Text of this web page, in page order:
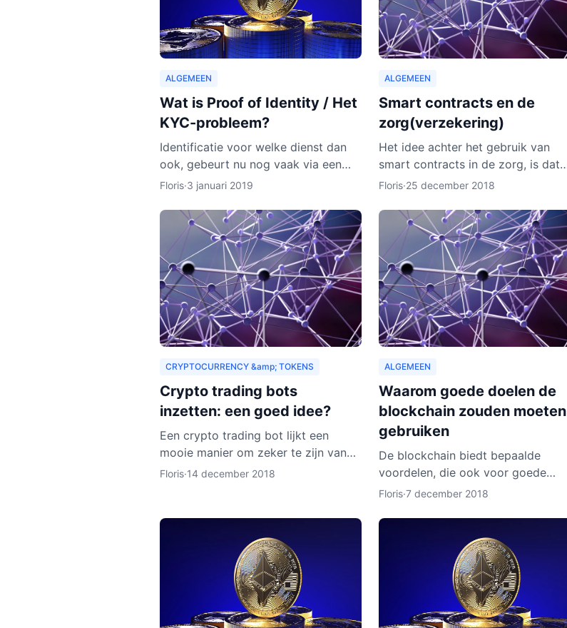
ALGEMEEN
Wat is Proof of Identity / Het
KYC-probleem?
Identificatie voor welke dienst dan
ook, gebeurt nu nog vaak via een
DigiD van de overheid, of via onze
moeten we zelfs ge
Floris·3 januari 2019
ALGEMEEN
Smart contracts en de
zorg(verzekering)
Het idee achter het gebruik van
smart contracts in de zorg, is dat
elke patiënt zijn of haar eigen
apparaat kan inzien en b
Floris·25 december 2018
CRYPTOCURRENCY &amp; TOKENS
Crypto trading bots
inzetten: een goed idee?
Een crypto trading bot lijkt een
mooie manier om zeker te zijn van
een goede trade, maar eigenlijk kost
Floris·14 december 2018
ALGEMEEN
Waarom goede doelen de
blockchain zouden moeten
gebruiken
De blockchain biedt bepaalde
voordelen, die ook voor goede
doelen van toepassing zouden
ook een heel nieuw publiek kunnen
Floris·7 december 2018